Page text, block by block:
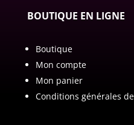
BOUTIQUE EN LIGNE
Boutique
Mon compte
Mon panier
Conditions générales